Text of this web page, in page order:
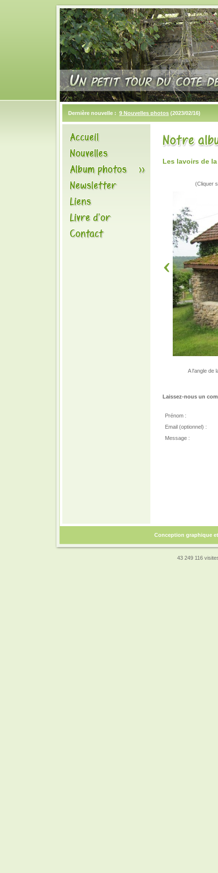
Dernière nouvelle : 9 Nouvelles photos (2023/02/16)
Les lavoirs de
(Cliquer
A l'angle de
Laissez-nous un
Prénom :
Email (optionnel) :
Message :
Conception graphique
43 249 116